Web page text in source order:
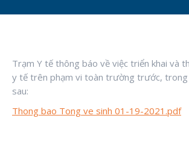
Trạm Y tế thông báo về việc triển khai và
y tế trên phạm vi toàn trường trước,
sau:
Thong bao Tong ve sinh 01-19-2021.pdf